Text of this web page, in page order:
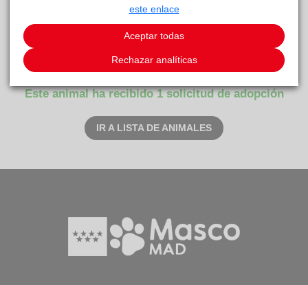
Curiosidades
Corto. Sí. Sí.
Este animal ha recibido 1 solicitud de adopción
IR A LISTA DE ANIMALES
este enlace
Aceptar todas
Rechazar analíticas